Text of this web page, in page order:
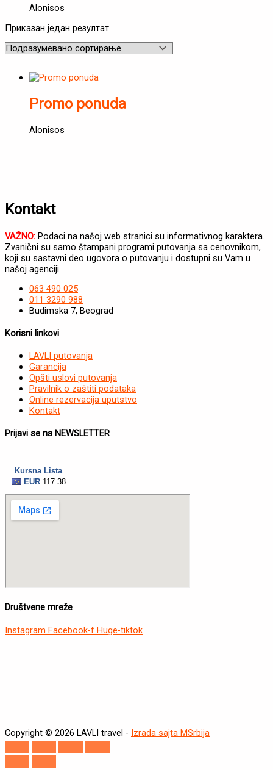
Alonisos
Приказан један резултат
Promo ponuda
Alonisos
Kontakt
VAŽNO: Podaci na našoj web stranici su informativnog karaktera.
Zvanični su samo štampani programi putovanja sa cenovnikom,
koji su sastavni deo ugovora o putovanju i dostupni su Vam u
našoj agenciji.
063 490 025
011 3290 988
Budimska 7, Beograd
Korisni linkovi
LAVLI putovanja
Garancija
Opšti uslovi putovanja
Pravilnik o zaštiti podataka
Online rezervacija uputstvo
Kontakt
Prijavi se na NEWSLETTER
Društvene mreže
Instagram Facebook-f Huge-tiktok
Copyright © 2026 LAVLI travel - Izrada sajta MSrbija